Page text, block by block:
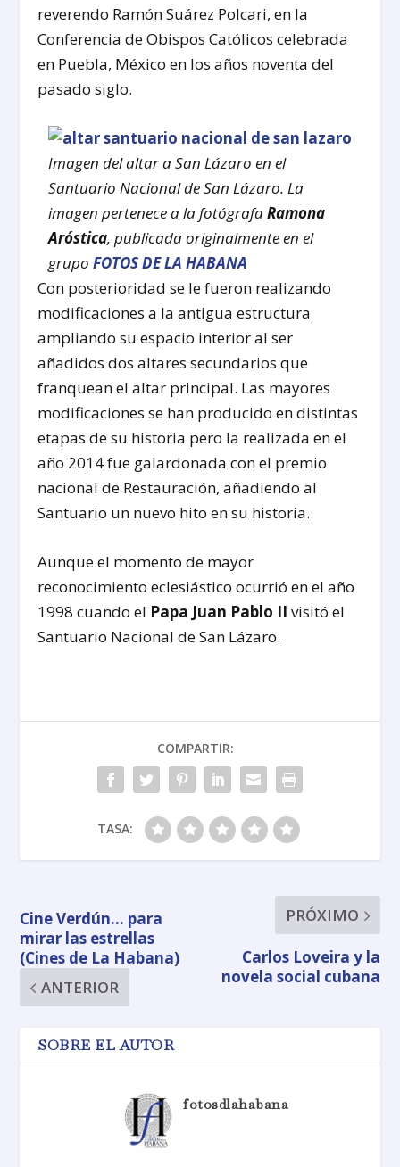
reverendo Ramón Suárez Polcari, en la
Conferencia de Obispos Católicos celebrada
en Puebla, México en los años noventa del
pasado siglo.
Imagen del altar a San Lázaro en el
Santuario Nacional de San Lázaro. La
imagen pertenece a la fotógrafaRamona
Aróstica, publicada originalmente en el
grupo FOTOS DE LA HABANA
Con posterioridad se le fueron realizando
modificaciones a la antigua estructura
ampliando su espacio interior al ser
añadidos dos altares secundarios que
franquean el altar principal. Las mayores
modificaciones se han producido en distintas
etapas de su historia pero la realizada en el
año 2014 fue galardonada con el premio
nacional de Restauración, añadiendo al
Santuario un nuevo hito en su historia.
Aunque el momento de mayor
reconocimiento eclesiástico ocurrió en el año
1998 cuando el Papa Juan Pablo II visitó el
Santuario Nacional de San Lázaro.
COMPARTIR:
TASA:
Cine Verdún… para
mirar las estrellas
(Cines de La Habana)
ANTERIOR
PRÓXIMO
Carlos Loveira y la
novela social cubana
SOBRE EL AUTOR
fotosdlahabana